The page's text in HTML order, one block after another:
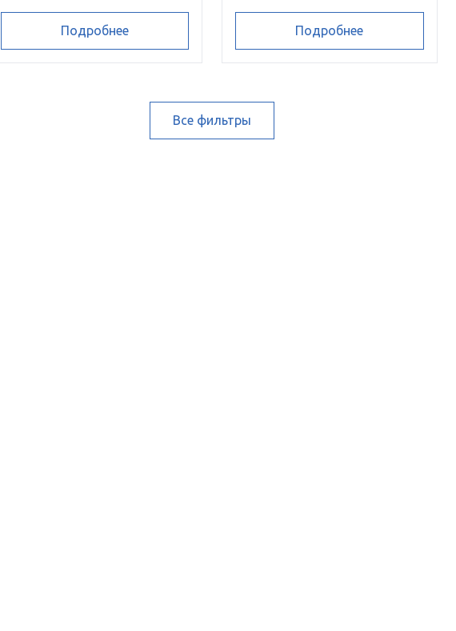
Подробнее Подробнее
Все фильтры